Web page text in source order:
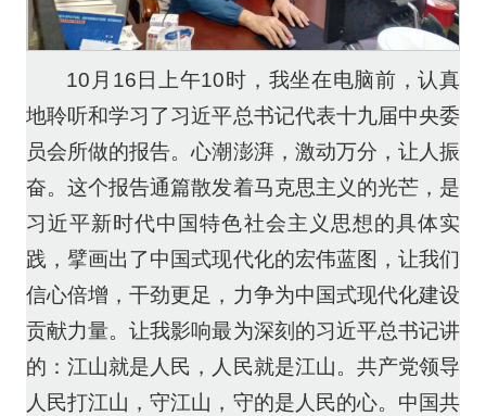
10月16日上午10时，我坐在电脑前，认真
地聆听和学习了习近平总书记代表十九届中央委
员会所做的报告。心潮澎湃，激动万分，让人振
奋。这个报告通篇散发着马克思主义的光芒，是
习近平新时代中国特色社会主义思想的具体实
践，擘画出了中国式现代化的宏伟蓝图，让我们
信心倍增，干劲更足，力争为中国式现代化建设
贡献力量。让我影响最为深刻的习近平总书记讲
的：江山就是人民，人民就是江山。共产党领导
人民打江山，守江山，守的是人民的心。中国共